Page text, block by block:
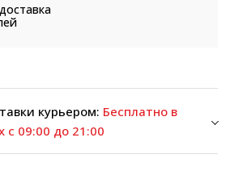
курьером: Бесплатно в
09:00 до 21:00